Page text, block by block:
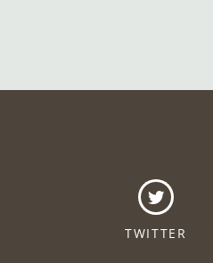
TWITTER